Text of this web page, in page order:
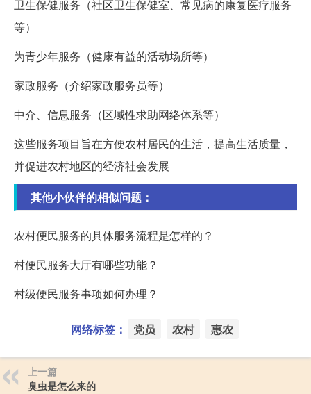
卫生保健服务（社区卫生保健室、常见病的康复医疗服务
等）
为青少年服务（健康有益的活动场所等）
家政服务（介绍家政服务员等）
中介、信息服务（区域性求助网络体系等）
这些服务项目旨在方便农村居民的生活，提高生活质量，
并促进农村地区的经济社会发展
其他小伙伴的相似问题：
农村便民服务的具体服务流程是怎样的？
村便民服务大厅有哪些功能？
村级便民服务事项如何办理？
网络标签： 党员 农村 惠农
上一篇
臭虫是怎么来的